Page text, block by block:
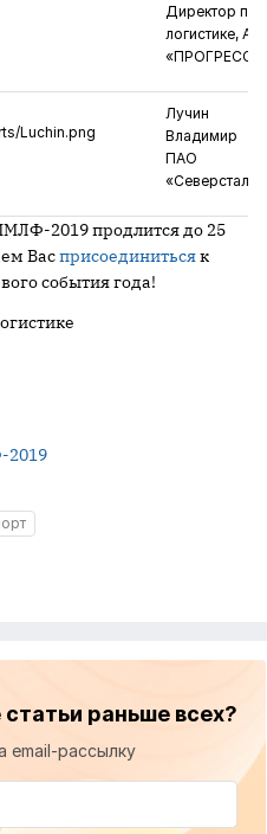
Директор по
логистике, АО
«ПРОГРЕСС»
Лучин
Владимир
ПАО
«Северсталь»
2019 продлится до 25
Васприсоединитьсяк
события года!
2019
раньше всех?
email-рассылку